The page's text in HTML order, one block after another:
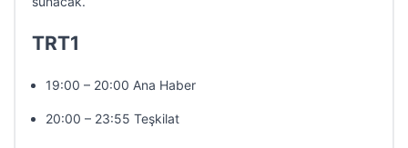
TRT1
19:00 – 20:00 Ana Haber
20:00 – 23:55 Teşkilat